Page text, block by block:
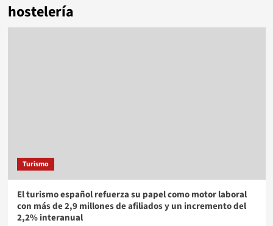
hostelería
Turismo
El turismo español refuerza su papel como motor laboral
con más de 2,9 millones de afiliados y un incremento del
2,2% interanual